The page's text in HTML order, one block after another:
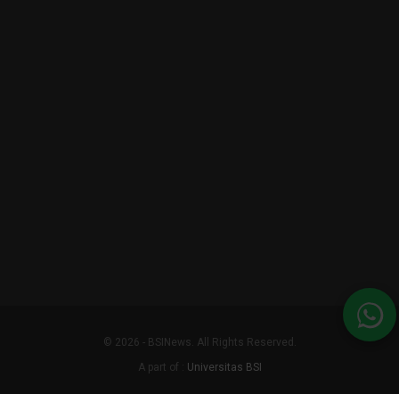
© 2026 - BSINews. All Rights Reserved.
A part of :
Universitas BSI